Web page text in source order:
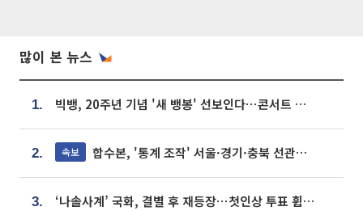
많이 본 뉴스
1. 빅뱅, 20주년 기념 '새 뱅봉' 선보인다⋯콘서트 앞두고 팝업 개최
2. 속보 합수본, '통계 조작' 서울·경기·충북 선관위 등 추가 압수수색
3. ‘나솔사계’ 국화, 결별 후 재등장⋯첫인상 투표 휩쓸고 ‘인기녀’ 등극